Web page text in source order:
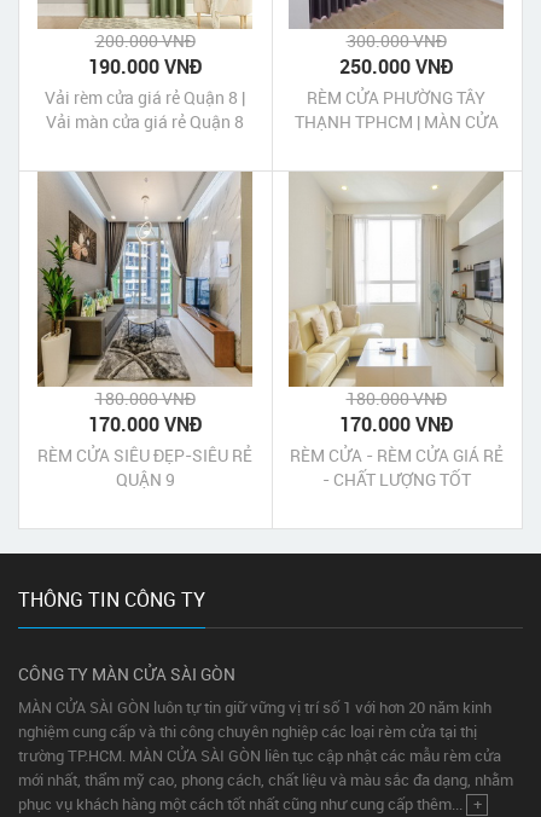
200.000 VNĐ
190.000 VNĐ
Vải rèm cửa giá rẻ Quận 8 |
Vải màn cửa giá rẻ Quận 8
300.000 VNĐ
250.000 VNĐ
RÈM CỬA PHƯỜNG TÂY
THẠNH TPHCM | MÀN CỬA
TPHCM
180.000 VNĐ
170.000 VNĐ
RÈM CỬA SIÊU ĐẸP-SIÊU RẺ
QUẬN 9
180.000 VNĐ
170.000 VNĐ
RÈM CỬA - RÈM CỬA GIÁ RẺ
- CHẤT LƯỢNG TỐT
THÔNG TIN CÔNG TY
CÔNG TY MÀN CỬA SÀI GÒN
MÀN CỬA SÀI GÒN luôn tự tin giữ vững vị trí số 1 với hơn 20 năm kinh
nghiệm cung cấp và thi công chuyên nghiệp các loại rèm cửa tại thị
trường TP.HCM. MÀN CỬA SÀI GÒN liên tục cập nhật các mẫu rèm cửa
mới nhất, thẩm mỹ cao, phong cách, chất liệu và màu sắc đa dạng, nhằm
phục vụ khách hàng một cách tốt nhất cũng như cung cấp thêm... +